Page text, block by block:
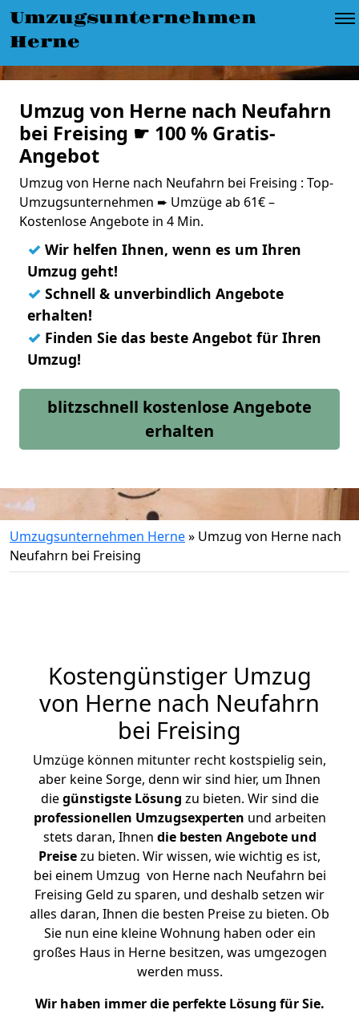
Umzugsunternehmen
Herne
Umzug von Herne nach Neufahrn
bei Freising ☛ 100 % Gratis-
Angebot
Umzug von Herne nach Neufahrn bei Freising : Top-
Umzugsunternehmen ➨ Umzüge ab 61€ –
Kostenlose Angebote in 4 Min.
✓ Wir helfen Ihnen, wenn es um Ihren
Umzug geht!
✓ Schnell & unverbindlich Angebote
erhalten!
✓ Finden Sie das beste Angebot für Ihren
Umzug!
blitzschnell kostenlose Angebote
erhalten
Umzugsunternehmen Herne» Umzug von Herne nach
Neufahrn bei Freising
Kostengünstiger Umzug
von Herne nach Neufahrn
bei Freising
Umzüge können mitunter recht kostspielig sein,
aber keine Sorge, denn wir sind hier, um Ihnen
diegünstigste Lösung zu bieten. Wir sind die
professionellen Umzugsexperten und arbeiten
stets daran, Ihnen die besten Angebote und
Preisezu bieten. Wir wissen, wie wichtig es ist,
bei einem Umzug von Herne nach Neufahrn bei
Freising Geld zu sparen, und deshalb setzen wir
alles daran, Ihnen die besten Preise zu bieten. Ob
Sie nun eine kleine Wohnung haben oder ein
großes Haus in Herne besitzen, was umgezogen
werden muss.
Wir haben immer die perfekte Lösung für Sie.